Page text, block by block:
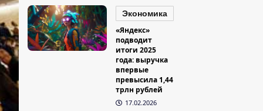
Экономика
«Яндекс»
подводит
итоги 2025
года: выручка
впервые
превысила 1,44
трлн рублей
17.02.2026